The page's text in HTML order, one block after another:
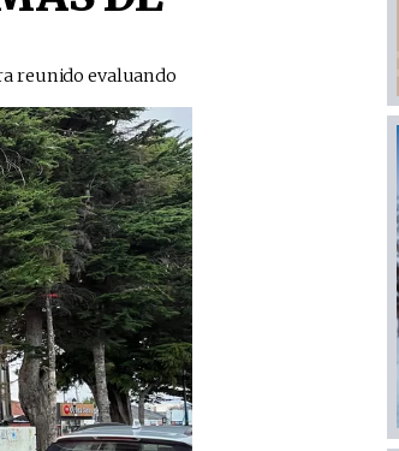
reunido evaluando